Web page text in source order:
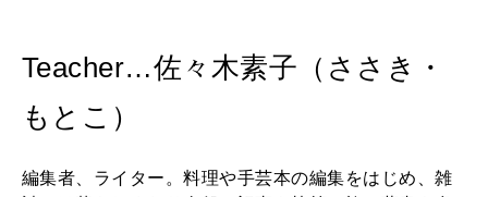
Teacher…佐々木素子（ささき・
もとこ）
編集者、ライター。料理や手芸本の編集をはじめ、雑